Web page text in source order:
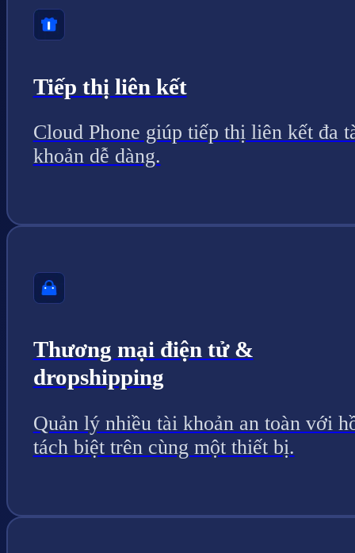
Tiếp thị liên kết
Cloud Phone giúp tiếp thị liên kết đa
khoản dễ dàng.
Thương mại điện tử &
dropshipping
Quản lý nhiều tài khoản an toàn với
tách biệt trên cùng một thiết bị.